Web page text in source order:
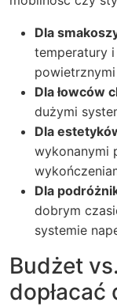
Dla
temperatury i
Dla łowców
dużymi
Dla
wykonanymi
Dla
dobrym
systemie
Budżet
dopłacać